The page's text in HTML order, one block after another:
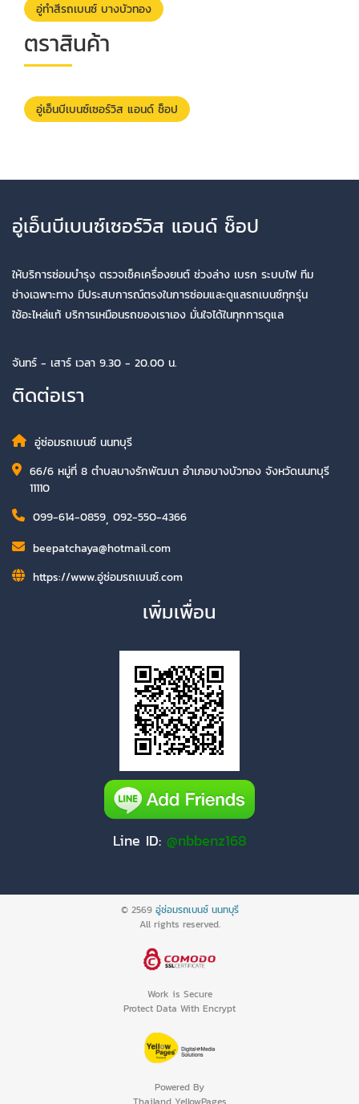
อู่ทำสีรถเบนซ์ บางบัวทอง
ตราสินค้า
อู่เอ็นบีเบนซ์เซอร์วิส แอนด์ ช็อป
อู่เอ็นบีเบนซ์เซอร์วิส แอนด์ ช็อป
ให้บริการซ่อมบำรุง ตรวจเช็คเครื่องยนต์ ช่วงล่าง เบรก ระบบไฟ ทีม
ช่างเฉพาะทาง มีประสบการณ์ตรงในการซ่อมและดูแลรถเบนซ์ทุกรุ่น
ใช้อะไหล่แท้ บริการเหมือนรถของเราเอง มั่นใจได้ในทุกการดูแล
จันทร์ - เสาร์ เวลา 9.30 - 20.00 น.
ติดต่อเรา
อู่ซ่อมรถเบนซ์ นนทบุรี
66/6 หมู่ที่ 8 ตำบลบางรักพัฒนา อำเภอบางบัวทอง จังหวัดนนทบุรี
11110
099-614-0859, 092-550-4366
beepatchaya@hotmail.com
https://www.อู่ซ่อมรถเบนซ์.com
เพิ่มเพื่อน
Line ID: @nbbenz168
© 2569 อู่ซ่อมรถเบนซ์ นนทบุรี
All rights reserved.
Work is Secure
Protect Data With Encrypt
Powered By